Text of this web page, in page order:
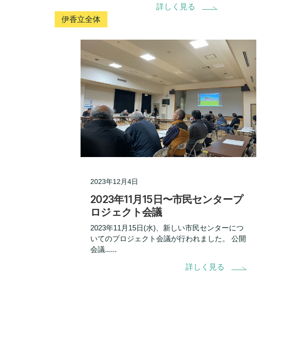
伊香立全体
詳しく見る
2023年12月4日
2023年11月15日〜市民センタープ
ロジェクト会議
2023年11月15日(水)、新しい市民センターにつ
いてのプロジェクト会議が行われました。 公開
会議......
詳しく見る